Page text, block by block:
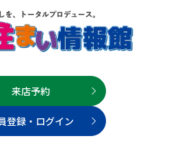
来店予約
登録・ログイン